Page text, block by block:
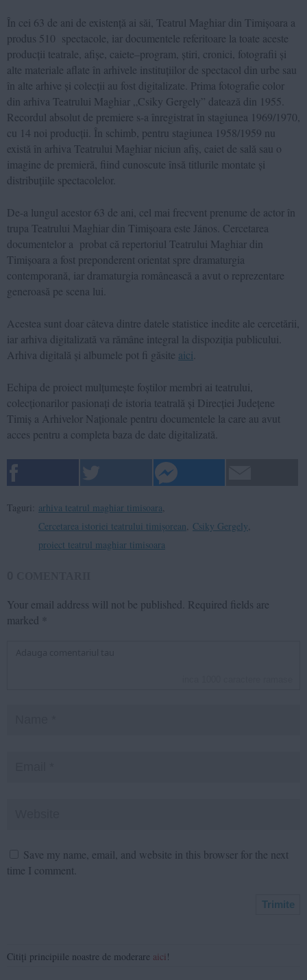
În cei 63 de ani de existență ai săi, Teatrul Maghiar din Timișoara a
produs 510 spectacole, iar documentele referitoare la toate aceste
producții teatrale, afișe, caiete–program, știri, cronici, fotografii și
alte materiale aflate în arhivele instituțiilor de spectacol din urbe sau
în alte arhive și colecții au fost digitalizate. Prima fotografie color
din arhiva Teatrului Maghiar „Csiky Gergely” datează din 1955.
Recordul absolut de premiere s-a înregistrat în stagiunea 1969/1970,
cu 14 noi producții. În schimb, pentru stagiunea 1958/1959 nu
există în arhiva Teatrului Maghiar niciun afiș, caiet de sală sau o
imagine de premieră, fiind cunoscute însă titlurile montate și
distribuțiile spectacolelor.
De-a lungul acestor 63 de ani, cel mai frecvent prenume de actor în
trupa Teatrului Maghiar din Timișoara este János. Cercetarea
documentelor a probat că repertoriul Teatrului Maghiar din
Timișoara a fost preponderent orientat spre dramaturgia
contemporană, iar dramaturgia românească a avut o reprezentare
generoasă pe scena lui.
Acestea sunt doar câteva dintre datele statistice inedite ale cercetării,
iar arhiva digitalizată va rămâne integral la dispoziția publicului.
Arhiva digitală și albumele pot fi găsite aici
Echipa de proiect mulțumește foștilor membri ai teatrului,
colecționarilor pasionați de istoria teatrală și Direcției Județene
Timiș a Arhivelor Naționale pentru documentele la care au avut
acces pentru a completa baza de date digitalizată.
Taguri: arhiva teatrul maghiar timisoara
Cercetarea istoriei teatrului timișorean Csiky Gergely
proiect teatrul maghiar timisoara
Your email address will not be published. Required fields are
marked *
Save my name, email, and website in this browser for the next
time I comment.
Citiți principiile noastre de moderare aici !